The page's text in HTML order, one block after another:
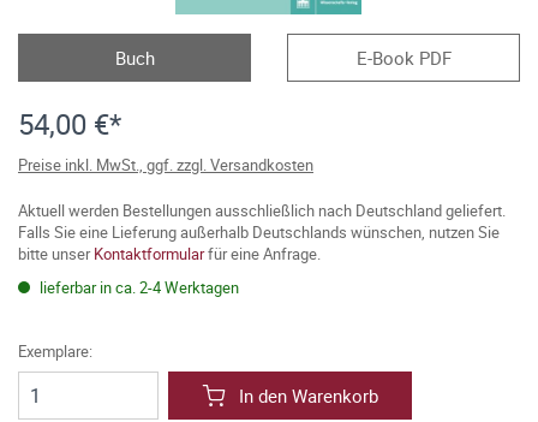
Buch E-Book PDF
54,00 €*
Preise inkl. MwSt., ggf. zzgl. Versandkosten
Aktuell werden Bestellungen ausschließlich nach Deutschland geliefert.
Falls Sie eine Lieferung außerhalb Deutschlands wünschen, nutzen Sie
bitte unserKontaktformularfür eine Anfrage.
lieferbar in ca. 2-4 Werktagen
Exemplare:
In den Warenkorb